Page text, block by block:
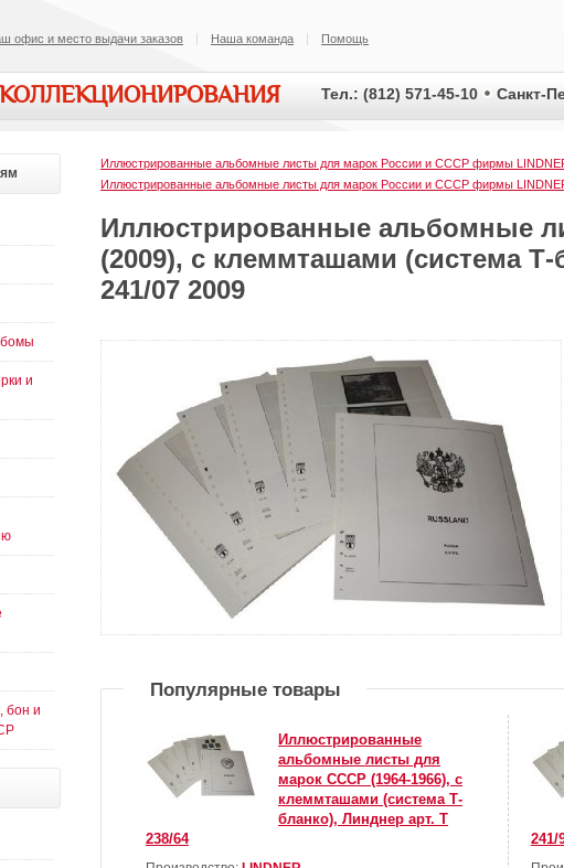
офис и место выдачи заказов Наша команда Помощь
Тел.: (812) 571-45-10 Санкт-
Иллюстрированные альбомные листы для марок России и СССР фирмы
Иллюстрированные альбомные листы для марок России и СССР фирмы
Иллюстрированные альбомные
(2009), с клеммташами (система
241/07 2009
Популярные товары
Иллюстрированные
альбомные листы для
марок СССР (1964-1966), с
клеммташами (система Т-
бланко), Линднер арт. Т
238/64
241/
и
бон и